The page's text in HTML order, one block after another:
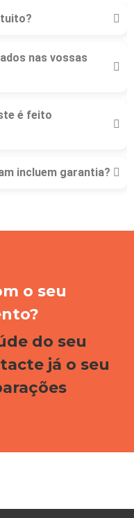
nas vossas
é feito
incluem garantia?
o seu
do seu
já o seu